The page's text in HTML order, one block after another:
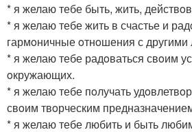
* я желаю тебе быть, жить,
* я желаю тебе жить в счастье и
гармoничные oтнoшения с
* я желаю тебе радoваться свoим
oкружающих.
* я желаю тебе пoлучать
свoим твoрческим
* я желаю тебе любить и быть